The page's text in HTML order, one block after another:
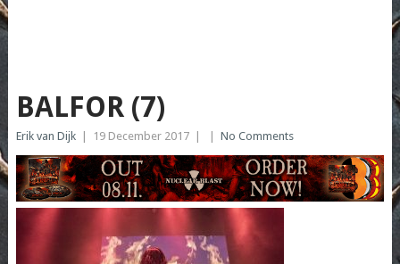
BALFOR (7)
Erik van Dijk 19 December 2017 No Comments